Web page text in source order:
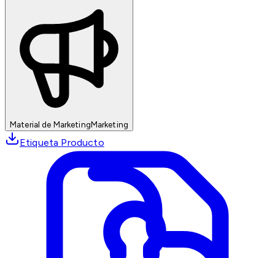
Material de MarketingMarketing
Etiqueta Producto